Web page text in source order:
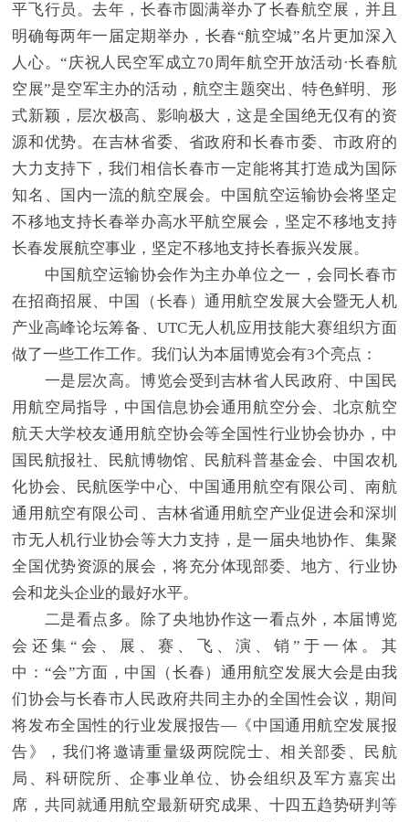
平飞行员。去年，长春市圆满举办了长春航空展，并且
明确每两年一届定期举办，长春“航空城”名片更加深入
人心。“庆祝人民空军成立70周年航空开放活动·长春航
空展”是空军主办的活动，航空主题突出、特色鲜明、形
式新颖，层次极高、影响极大，这是全国绝无仅有的资
源和优势。在吉林省委、省政府和长春市委、市政府的
大力支持下，我们相信长春市一定能将其打造成为国际
知名、国内一流的航空展会。中国航空运输协会将坚定
不移地支持长春举办高水平航空展会，坚定不移地支持
长春发展航空事业，坚定不移地支持长春振兴发展。
中国航空运输协会作为主办单位之一，会同长春市
在招商招展、中国（长春）通用航空发展大会暨无人机
产业高峰论坛筹备、UTC无人机应用技能大赛组织方面
做了一些工作工作。我们认为本届博览会有3个亮点：
一是层次高。博览会受到吉林省人民政府、中国民
用航空局指导，中国信息协会通用航空分会、北京航空
航天大学校友通用航空协会等全国性行业协会协办，中
国民航报社、民航博物馆、民航科普基金会、中国农机
化协会、民航医学中心、中国通用航空有限公司、南航
通用航空有限公司、吉林省通用航空产业促进会和深圳
市无人机行业协会等大力支持，是一届央地协作、集聚
全国优势资源的展会，将充分体现部委、地方、行业协
会和龙头企业的最好水平。
二是看点多。除了央地协作这一看点外，本届博览
会还集“会、展、赛、飞、演、销”于一体。其
中：“会”方面，中国（长春）通用航空发展大会是由我
们协会与长春市人民政府共同主办的全国性会议，期间
将发布全国性的行业发展报告—《中国通用航空发展报
告》，我们将邀请重量级两院院士、相关部委、民航
局、科研院所、企事业单位、协会组织及军方嘉宾出
席，共同就通用航空最新研究成果、十四五趋势研判等